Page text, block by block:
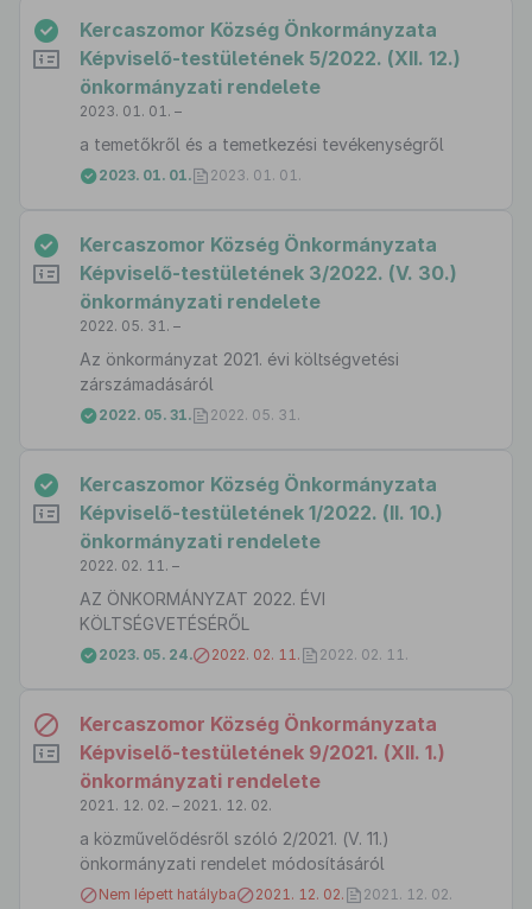
Kercaszomor Község Önkormányzata
Képviselő-testületének 5/2022. (XII. 12.)
önkormányzati rendelete
2023. 01. 01. –
a temetőkről és a temetkezési tevékenységről
2023. 01. 01. 2023. 01. 01.
Kercaszomor Község Önkormányzata
Képviselő-testületének 3/2022. (V. 30.)
önkormányzati rendelete
2022. 05. 31. –
Az önkormányzat 2021. évi költségvetési
zárszámadásáról
2022. 05. 31. 2022. 05. 31.
Kercaszomor Község Önkormányzata
Képviselő-testületének 1/2022. (II. 10.)
önkormányzati rendelete
2022. 02. 11. –
AZ ÖNKORMÁNYZAT 2022. ÉVI
KÖLTSÉGVETÉSÉRŐL
2023. 05. 24. 2022. 02. 11. 2022. 02. 11.
Kercaszomor Község Önkormányzata
Képviselő-testületének 9/2021. (XII. 1.)
önkormányzati rendelete
2021. 12. 02. – 2021. 12. 02.
a közművelődésről szóló 2/2021. (V. 11.)
önkormányzati rendelet módosításáról
Nem lépett hatályba 2021. 12. 02. 2021. 12. 02.